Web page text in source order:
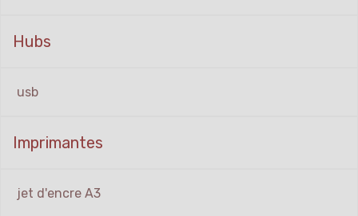
Hubs
usb
Imprimantes
jet d'encre A3